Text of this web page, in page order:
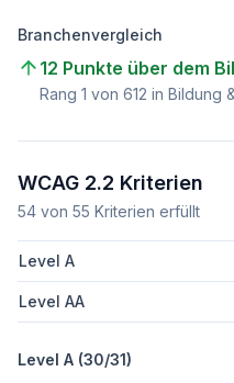
Branchenvergleich
12 Punkte über dem
Rang 1 von 612 in Bildung
WCAG 2.2 Kriterien
54 von 55 Kriterien erfüllt
Level A
Level AA
Level A (30/31)